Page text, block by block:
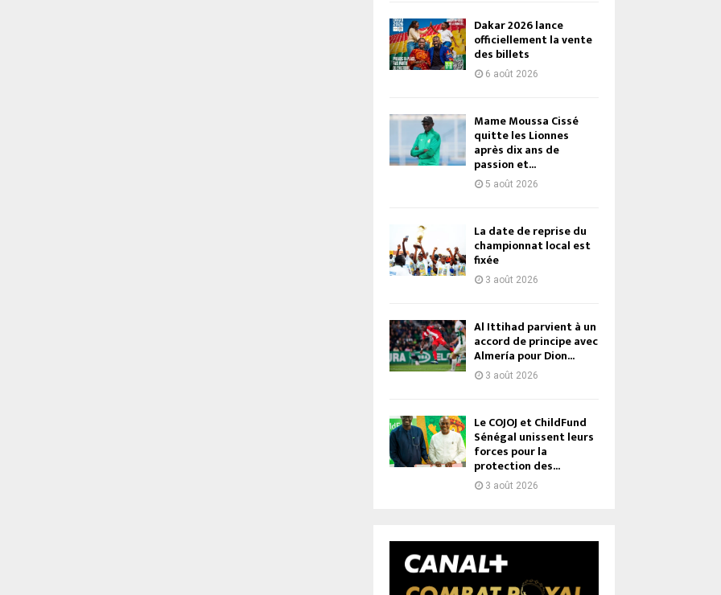
Dakar 2026 lance
officiellement la vente
des billets
6 août 2026
Mame Moussa Cissé
quitte les Lionnes
après dix ans de
passion et...
5 août 2026
La date de reprise du
championnat local est
fixée
3 août 2026
Al Ittihad parvient à un
accord de principe avec
Almería pour Dion...
3 août 2026
Le COJOJ et ChildFund
Sénégal unissent leurs
forces pour la
protection des...
3 août 2026